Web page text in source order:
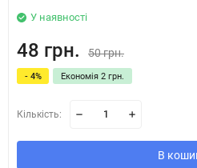
У наявності
48 грн. 50 грн.
- 4% Економія 2 грн.
Кількість:
В